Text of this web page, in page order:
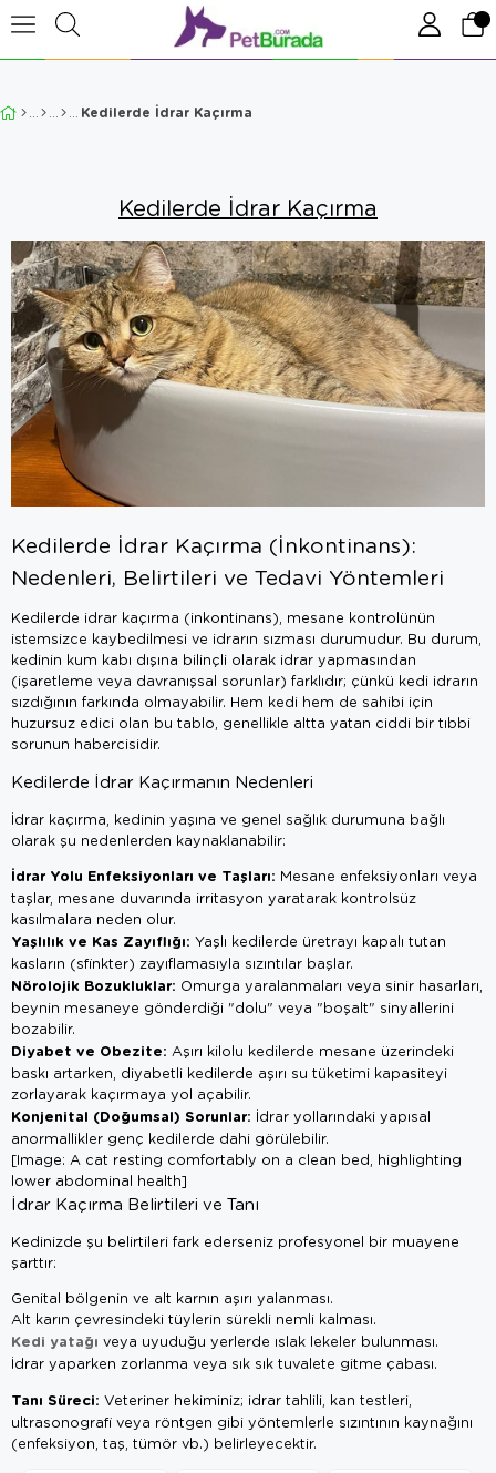
Kedilerde İdrar Kaçırma
Kedilerde İdrar Kaçırma
Kedilerde İdrar Kaçırma (İnkontinans):
Nedenleri, Belirtileri ve Tedavi Yöntemleri
Kedilerde idrar kaçırma (inkontinans), mesane kontrolünün
istemsizce kaybedilmesi ve idrarın sızması durumudur. Bu durum,
kedinin kum kabı dışına bilinçli olarak idrar yapmasından
(işaretleme veya davranışsal sorunlar) farklıdır; çünkü kedi idrarın
sızdığının farkında olmayabilir. Hem kedi hem de sahibi için
huzursuz edici olan bu tablo, genellikle altta yatan ciddi bir tıbbi
sorunun habercisidir.
Kedilerde İdrar Kaçırmanın Nedenleri
İdrar kaçırma, kedinin yaşına ve genel sağlık durumuna bağlı
olarak şu nedenlerden kaynaklanabilir:
İdrar Yolu Enfeksiyonları ve Taşları: Mesane enfeksiyonları veya
taşlar, mesane duvarında irritasyon yaratarak kontrolsüz
kasılmalara neden olur.
Yaşlılık ve Kas Zayıflığı: Yaşlı kedilerde üretrayı kapalı tutan
kasların (sfinkter) zayıflamasıyla sızıntılar başlar.
Nörolojik Bozukluklar: Omurga yaralanmaları veya sinir hasarları,
beynin mesaneye gönderdiği "dolu" veya "boşalt" sinyallerini
bozabilir.
Diyabet ve Obezite: Aşırı kilolu kedilerde mesane üzerindeki
baskı artarken, diyabetli kedilerde aşırı su tüketimi kapasiteyi
zorlayarak kaçırmaya yol açabilir.
Konjenital (Doğumsal) Sorunlar: İdrar yollarındaki yapısal
anormallikler genç kedilerde dahi görülebilir.
[Image: A cat resting comfortably on a clean bed, highlighting
lower abdominal health]
İdrar Kaçırma Belirtileri ve Tanı
Kedinizde şu belirtileri fark ederseniz profesyonel bir muayene
şarttır:
Genital bölgenin ve alt karnın aşırı yalanması.
Alt karın çevresindeki tüylerin sürekli nemli kalması.
Kedi yatağı veya uyuduğu yerlerde ıslak lekeler bulunması.
İdrar yaparken zorlanma veya sık sık tuvalete gitme çabası.
Tanı Süreci: Veteriner hekiminiz; idrar tahlili, kan testleri,
ultrasonografi veya röntgen gibi yöntemlerle sızıntının kaynağını
(enfeksiyon, taş, tümör vb.) belirleyecektir.